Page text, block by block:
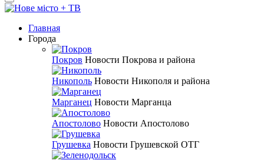
Главная
Города
Покров Новости Покрова и района
Никополь Новости Никополя и района
Марганец Новости Марганца
Апостолово Новости Апостолово
Грушевка Новости Грушевской ОТГ